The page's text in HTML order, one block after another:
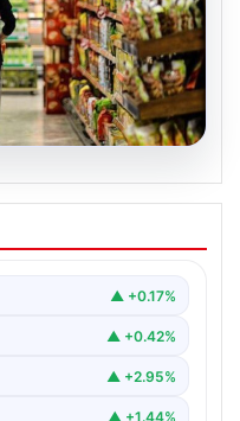
Ne
açıklanacak
▲ +0.17%
▲ +0.42%
▲ +2.95%
▲ +1.44%